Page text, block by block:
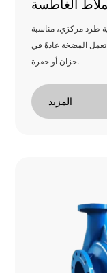
الغاطسة
طرد مركزي، مناسبة
تعمل المضخة عادةً في
خزان أو حفرة.
المزيد